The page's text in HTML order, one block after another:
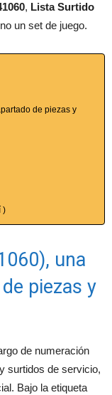
, Lista Surtido
un set de juego.
de piezas y
)
una
piezas y
de numeración
surtidos de servicio,
Bajo la etiqueta